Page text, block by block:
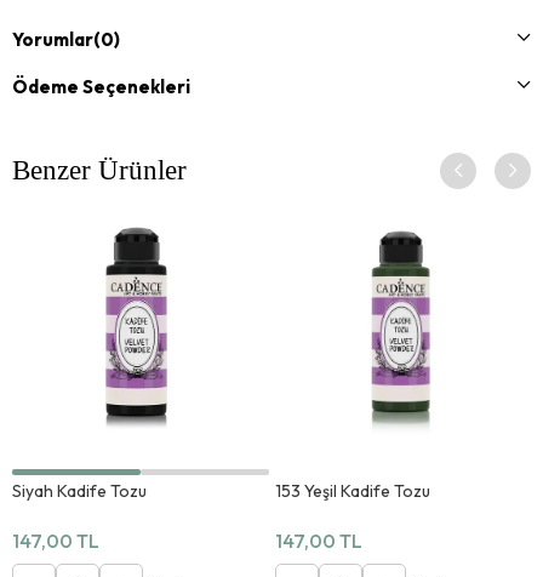
Yorumlar(0)
Ödeme Seçenekleri
Benzer Ürünler
Siyah Kadife Tozu
147,00 TL
153 Yeşil Kadife Tozu
147,00 TL